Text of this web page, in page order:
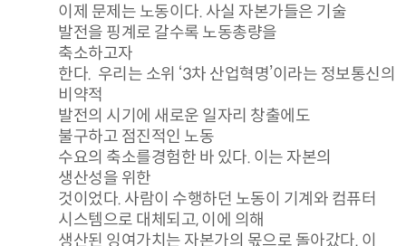
이제 문제는 노동이다. 사실 자본가들은 기술
발전을 핑계로 갈수록 노동총량을
축소하고자
한다. 우리는 소위 ‘3차 산업혁명’이라는 정보통신의
비약적
발전의 시기에 새로운 일자리 창출에도
불구하고 점진적인 노동
수요의 축소를경험한 바 있다. 이는 자본의
생산성을 위한
것이었다. 사람이 수행하던 노동이 기계와 컴퓨터
시스템으로 대체되고, 이에 의해
생산된 잉여가치는 자본가의 몫으로 돌아갔다. 이